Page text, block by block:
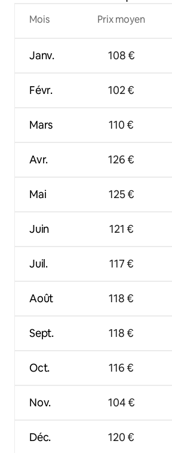
Mois
Janv.
Févr.
Mars
Avr.
Mai
Juin
Juil.
Août
Sept.
Oct.
Nov.
Déc.
Prix moyen
108 €
102 €
110 €
126 €
125 €
121 €
117 €
118 €
118 €
116 €
104 €
120 €